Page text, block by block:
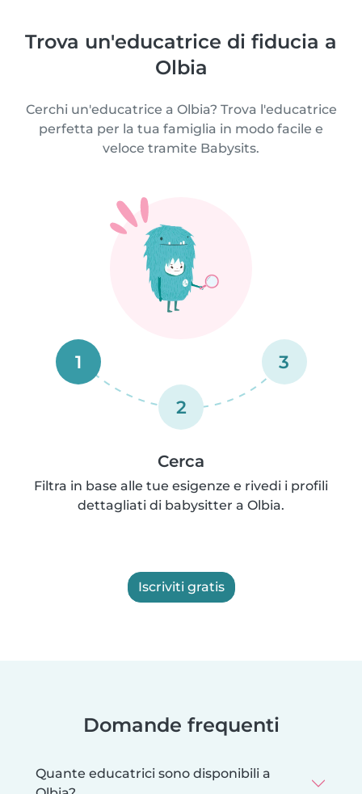
Trova un'educatrice di fiducia a
Olbia
Cerchi un'educatrice a Olbia? Trova l'educatrice
perfetta per la tua famiglia in modo facile e
veloce tramite Babysits.
1
2
3
Cerca
Filtra in base alle tue esigenze e rivedi i profili
dettagliati di babysitter a Olbia.
Iscriviti gratis
Domande frequenti
Quante educatrici sono disponibili a